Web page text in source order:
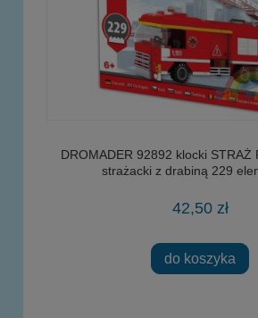
DROMADER 92892 klocki STRAŻ
strażacki z drabiną 229
42,50 zł
do koszyka